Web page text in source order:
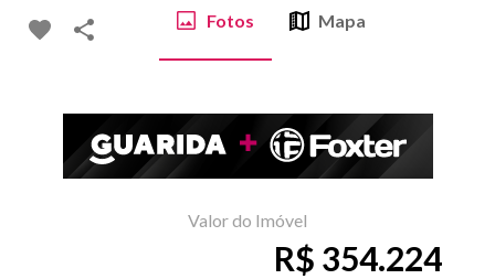
Fotos Mapa
Valor do Imóvel
R$ 354.224